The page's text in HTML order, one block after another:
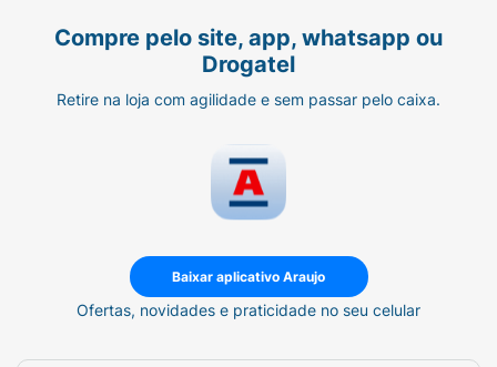
Compre pelo site, app, whatsapp ou
Drogatel
Retire na loja com agilidade e sem passar pelo caixa.
Baixar aplicativo Araujo
Ofertas, novidades e praticidade no seu celular